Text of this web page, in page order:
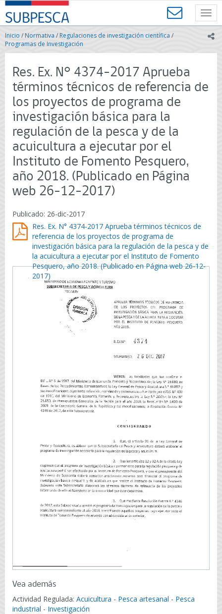
Contenido
principal
SUBPESCA
-
Subsecretaría
de
Pesca
Acuicultura
Gobierno
de
Chile
Inicio /Normativa / Regulaciones de investigación científica /
Programas de Investigación
Res. Ex. N° 4374-2017 Aprueba
términos técnicos de referencia de
los proyectos de programa de
investigación básica para la
regulación de la pesca y de la
acuicultura a ejecutar por el
Instituto de Fomento Pesquero,
año 2018. (Publicado en Página
web 26-12-2017)
Publicado: 26-dic-2017
Res. Ex. N° 4374-2017 Aprueba términos técnicos de
referencia de los proyectos de programa de
investigación básica para la regulación de la pesca y de
la acuicultura a ejecutar por el Instituto de Fomento
Pesquero, año 2018. (Publicado en Página web 26-12-
2017)
Vea además
Actividad Regulada: Acuicultura - Pesca artesanal - Pesca
industrial - Investigación